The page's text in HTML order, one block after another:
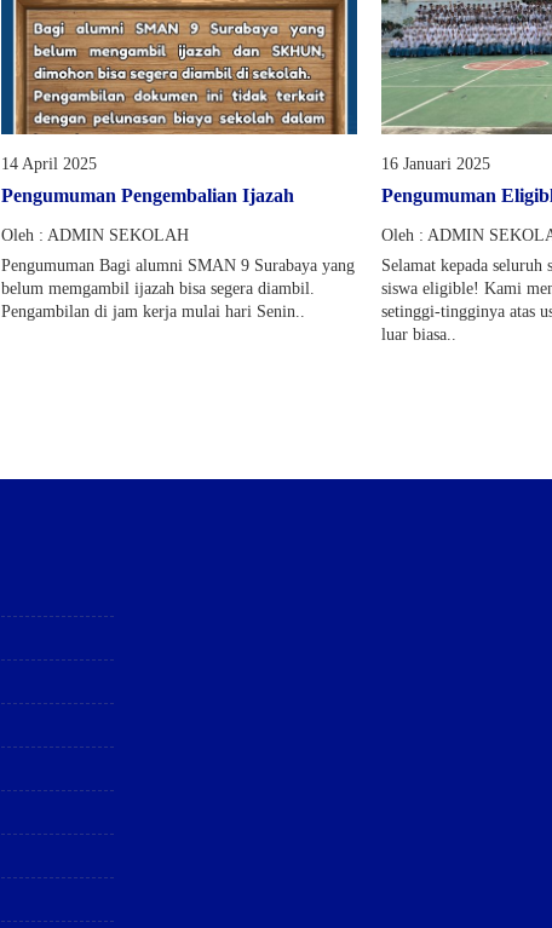
14 April 2025
Pengumuman Pengembalian Ijazah
Oleh : ADMIN SEKOLAH
Pengumuman Bagi alumni SMAN 9 Surabaya yang
belum memgambil ijazah bisa segera diambil.
Pengambilan di jam kerja mulai hari Senin..
16 Januari 2025
Pengumuman
Oleh : ADMIN
Selamat kepada seluruh
siswa eligible! Kami
setinggi-tingginya atas
luar biasa..